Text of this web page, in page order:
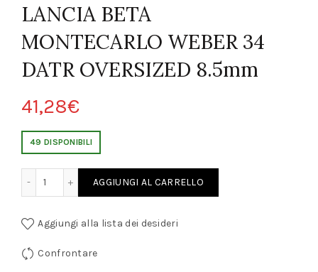
LANCIA BETA
MONTECARLO WEBER 34
DATR OVERSIZED 8.5mm
41,28€
49 DISPONIBILI
AGGIUNGI AL CARRELLO
Aggiungi alla lista dei desideri
Confrontare